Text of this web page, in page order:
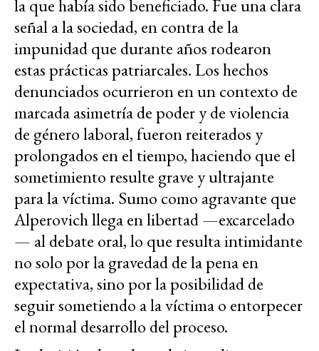
la que había sido beneficiado. Fue una clara
señal a la sociedad, en contra de la
impunidad que durante años rodearon
estas prácticas patriarcales. Los hechos
denunciados ocurrieron en un contexto de
marcada asimetría de poder y de violencia
de género laboral, fueron reiterados y
prolongados en el tiempo, haciendo que el
sometimiento resulte grave y ultrajante
para la víctima. Sumo como agravante que
Alperovich llega en libertad —excarcelado
— al debate oral, lo que resulta intimidante
no solo por la gravedad de la pena en
expectativa, sino por la posibilidad de
seguir sometiendo a la víctima o entorpecer
el normal desarrollo del proceso.